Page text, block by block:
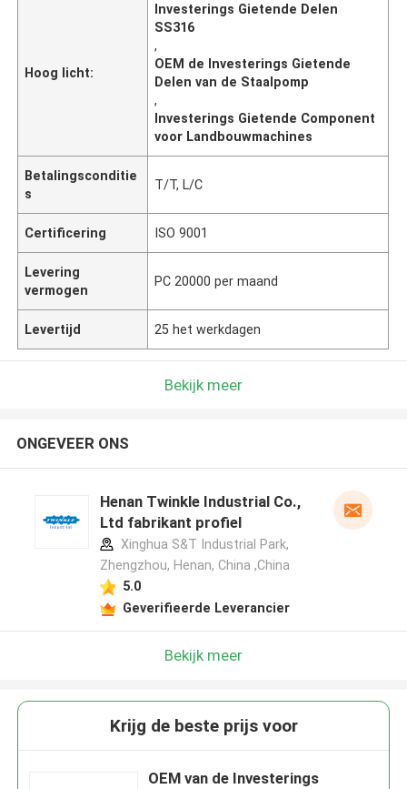
Hoog licht:
Investerings Gietende Delen
SS316
,
OEM de Investerings Gietende
Delen van de Staalpomp
,
Investerings Gietende Component
voor Landbouwmachines
Betalingsconditie
s
T/T, L/C
Certificering ISO 9001
Levering
vermogen
PC 20000 per maand
Levertijd 25 het werkdagen
Bekijk meer
ONGEVEER ONS
Henan Twinkle Industrial Co.,
Ltd fabrikant profiel
Xinghua S&T Industrial Park,
Zhengzhou, Henan, China ,China
5.0
Geverifieerde Leverancier
Bekijk meer
Krijg de beste prijs voor
OEM van de Investerings